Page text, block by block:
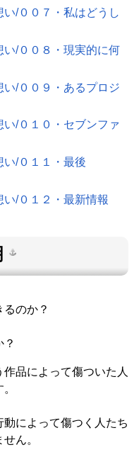
/００７・私はどうし
い/００８・現実的に何
/００９・あるプロジ
/０１０・セブンファ
い/０１１・最後
/０１２・最新情報
のか？
作品によって傷ついた人
によって傷つく人たち
ん。